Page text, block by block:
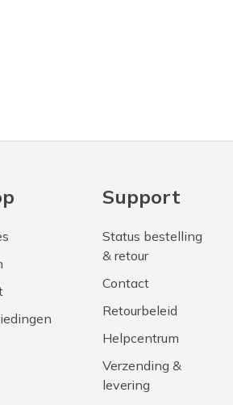
Support
Status bestelling
& retour
Contact
Retourbeleid
Helpcentrum
Verzending &
levering